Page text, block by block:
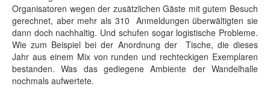
Organisatoren wegen der zusätzlichen Gäste mit gutem Besuch
gerechnet, aber mehr als 310 Anmeldungen überwältigten sie
dann doch nachhaltig. Und schufen sogar logistische Probleme.
Wie zum Beispiel bei der Anordnung der Tische, die dieses
Jahr aus einem Mix von runden und rechteckigen Exemplaren
bestanden. Was das gediegene Ambiente der Wandelhalle
nochmals aufwertete.